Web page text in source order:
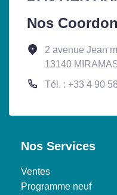
Nos
2 avenue Jean
13140
Tél. : +33 4 90
Nos Services
Ventes
Programme neuf